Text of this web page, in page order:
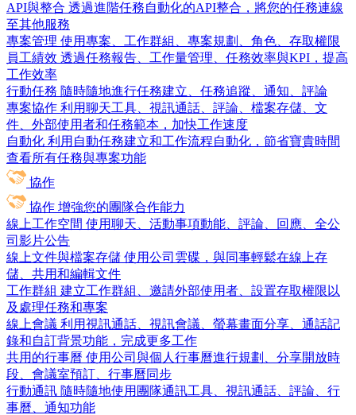
API與整合 透過進階任務自動化的API整合，將您的任務連線
至其他服務
專案管理 使用專案、工作群組、專案規劃、角色、存取權限
員工績效 透過任務報告、工作量管理、任務效率與KPI，提高
工作效率
行動任務 隨時隨地進行任務建立、任務追蹤、通知、評論
專案協作 利用聊天工具、視訊通話、評論、檔案存儲、文
件、外部使用者和任務範本，加快工作速度
自動化 利用自動任務建立和工作流程自動化，節省寶貴時間
查看所有任務與專案功能
協作
協作 增強您的團隊合作能力
線上工作空間 使用聊天、活動事項動能、評論、回應、全公
司影片公告
線上文件與檔案存儲 使用公司雲碟，與同事輕鬆在線上存
儲、共用和編輯文件
工作群組 建立工作群組、邀請外部使用者、設置存取權限以
及處理任務和專案
線上會議 利用視訊通話、視訊會議、螢幕畫面分享、通話記
錄和自訂背景功能，完成更多工作
共用的行事曆 使用公司與個人行事曆進行規劃、分享開放時
段、會議室預訂、行事曆同步
行動通訊 隨時隨地使用團隊通訊工具、視訊通話、評論、行
事曆、通知功能